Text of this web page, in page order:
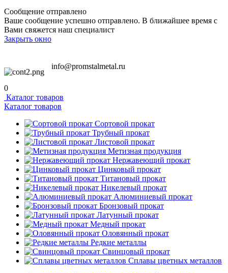
Сообщение отправлено
Ваше сообщение успешно отправлено. В ближайшее время с
Вами свяжется наш специалист
Закрыть окно
info@promstalmetal.ru
0
Каталог товаров
Каталог товаров
Сортовой прокат
Трубный прокат
Листовой прокат
Метизная продукция
Нержавеющий прокат
Цинковый прокат
Титановый прокат
Никелевый прокат
Алюминиевый прокат
Бронзовый прокат
Латунный прокат
Медный прокат
Оловянный прокат
Редкие металлы
Свинцовый прокат
Сплавы цветных металлов